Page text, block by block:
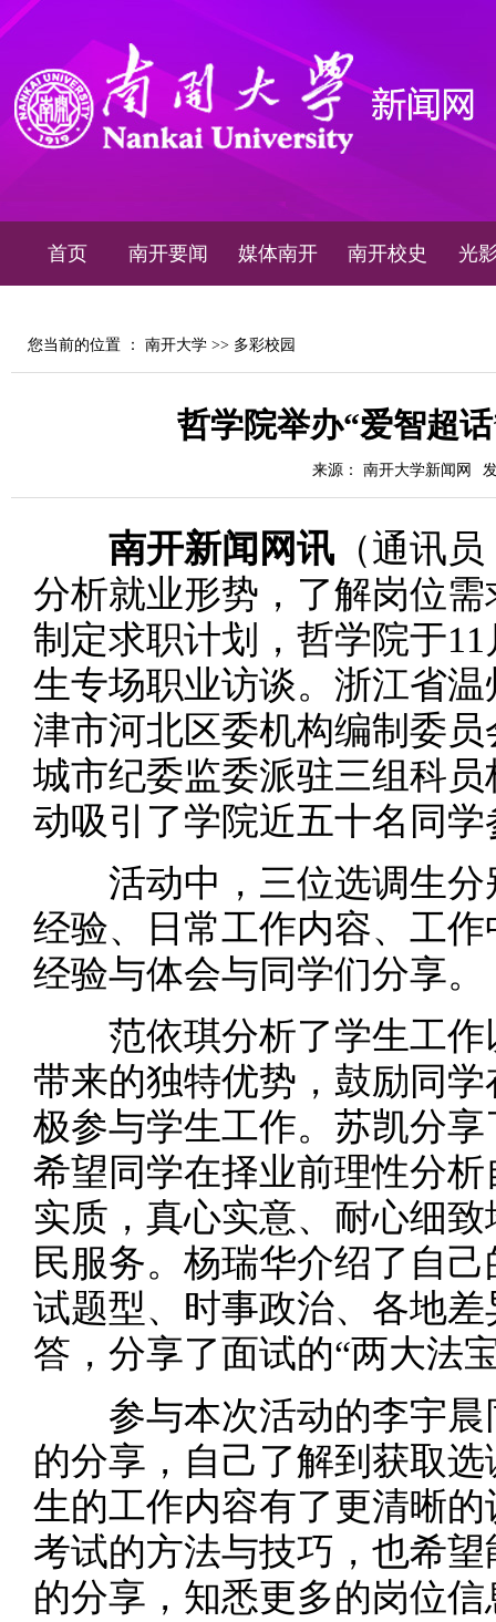
首页 南开要闻 媒体南开 南开校史 光
您当前的位置 ： 南开大学 >> 多彩校园
哲学院举办“爱智超
来源： 南开大学新闻网
南开新闻网讯 （通讯
分析就业形势，了解岗位
制定求职计划，哲学院于
生专场职业访谈。浙江省
津市河北区委机构编制委
城市纪委监委派驻三组科
动吸引了学院近五十名同学
活动中，三位选调生分
经验、日常工作内容、工
经验与体会与同学们分享。
范依琪分析了学生工作
带来的独特优势，鼓励同
极参与学生工作。苏凯分
希望同学在择业前理性分
实质，真心实意、耐心细
民服务。杨瑞华介绍了自
试题型、时事政治、各地
答，分享了面试的“两大法
参与本次活动的李宇晨
的分享，自己了解到获取
生的工作内容有了更清晰
考试的方法与技巧，也希
的分享，知悉更多的岗位